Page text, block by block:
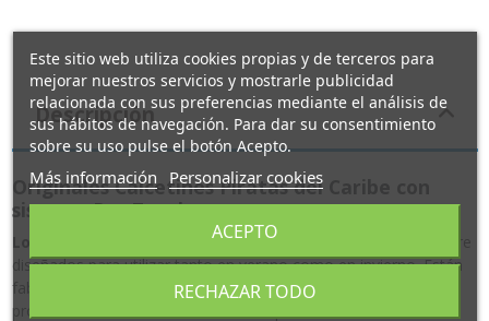
Descripción
Originales Calcetines Piratas del Caribe con
sistema Dry Touch
Los Calcetines Piratas del Caribeson calcetines para hombre
diseñados para utilizar tanto en verano como en invierno. Están
fabricados con fibras procedentes de cultivos ecológicos y
Este sitio web utiliza cookies propias y de terceros para
mejorar nuestros servicios y mostrarle publicidad
relacionada con sus preferencias mediante el análisis de
sus hábitos de navegación. Para dar su consentimiento
sobre su uso pulse el botón Acepto.
Más información Personalizar cookies
RECHAZAR TODO
ACEPTO